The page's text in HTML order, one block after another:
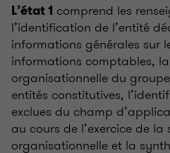
L’état 1 comprend les
l’identification de l’entité
informations générales sur
informations comptables,
organisationnelle du
entités constitutives,
exclues du champ
au cours de l’exercice de la
organisationnelle et la